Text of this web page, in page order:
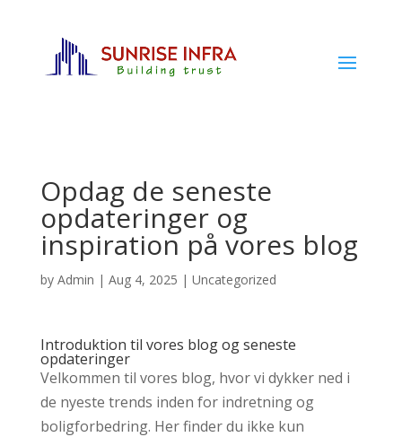
Opdag de seneste
opdateringer og
inspiration på vores blog
by Admin | Aug 4, 2025 | Uncategorized
Introduktion til vores blog og seneste
opdateringer
Velkommen til vores blog, hvor vi dykker ned i
de nyeste trends inden for indretning og
boligforbedring. Her finder du ikke kun